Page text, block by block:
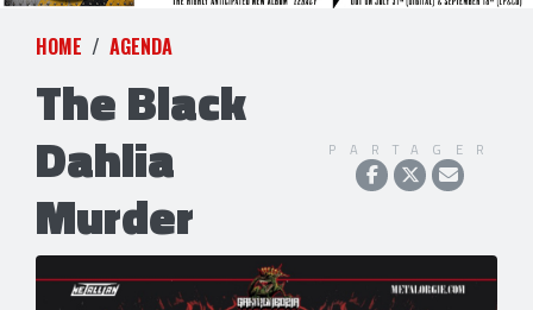
HOME AGENDA
The Black
Dahlia
Murder
PARTAGER